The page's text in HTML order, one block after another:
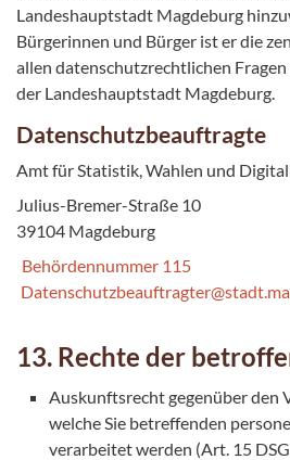
Landeshauptstadt Magdeburg
Bürgerinnen und Bürger ist er die
allen datenschutzrechtlichen
der Landeshauptstadt Magdeburg.
Datenschutzbeauftragte
Amt für Statistik, Wahlen und
Julius-Bremer-Straße 10
39104 Magdeburg
Behördennummer 115
13. Rechte der
Auskunftsrecht gegenüber den
welche Sie betreffenden
verarbeitet werden (Art. 15